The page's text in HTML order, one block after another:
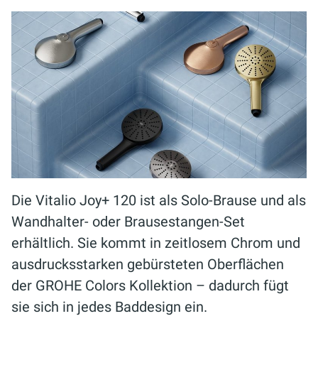
Die Vitalio Joy+ 120 ist als Solo-Brause und als
Wandhalter- oder Brausestangen-Set
erhältlich. Sie kommt in zeitlosem Chrom und
ausdrucksstarken gebürsteten Oberflächen
der GROHE Colors Kollektion – dadurch fügt
sie sich in jedes Baddesign ein.